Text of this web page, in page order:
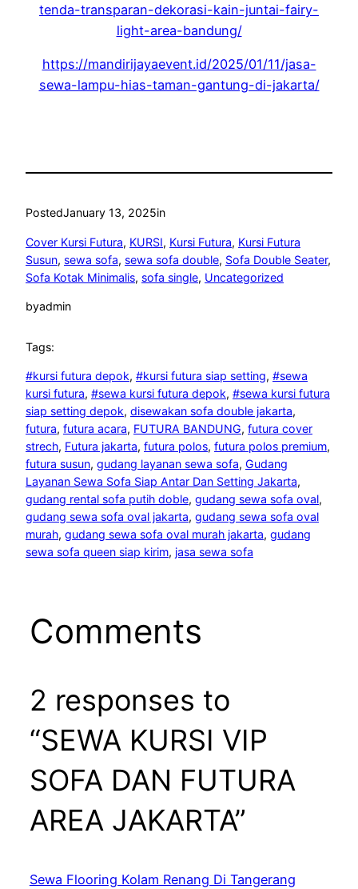
tenda-transparan-dekorasi-kain-juntai-fairy-
light-area-bandung/
https://mandirijayaevent.id/2025/01/11/jasa-
sewa-lampu-hias-taman-gantung-di-jakarta/
PostedJanuary 13, 2025in
Cover Kursi Futura, KURSI, Kursi Futura, Kursi Futura
Susun, sewa sofa, sewa sofa double, Sofa Double Seater
Sofa Kotak Minimalis, sofa single, Uncategorized
byadmin
Tags:
#kursi futura depok, #kursi futura siap setting, #sewa
kursi futura, #sewa kursi futura depok, #sewa kursi futura
siap setting depok, disewakan sofa double jakarta
futura, futura acara, FUTURA BANDUNG, futura cover
strech, Futura jakarta, futura polos, futura polos premium
futura susun, gudang layanan sewa sofa, Gudang
Layanan Sewa Sofa Siap Antar Dan Setting Jakarta
gudang rental sofa putih doble, gudang sewa sofa oval
gudang sewa sofa oval jakarta, gudang sewa sofa oval
murah, gudang sewa sofa oval murah jakarta, gudang
sewa sofa queen siap kirim, jasa sewa sofa
Comments
2 responses to
“SEWA KURSI VIP
SOFA DAN FUTURA
AREA JAKARTA”
Sewa Flooring Kolam Renang Di Tangerang